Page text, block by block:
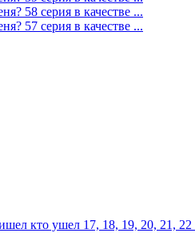
58 серия в качестве ...
57 серия в качестве ...
кто ушел 17, 18, 19, 20, 21, 22